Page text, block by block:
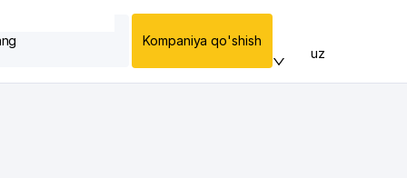
Kompaniya qo'shish
uz